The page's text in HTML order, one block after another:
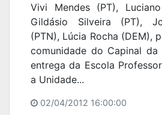
Vivi Mendes (PT),
Gildásio Silveira (PT),
(PTN), Lúcia Rocha (DEM),
comunidade do Capinal da
entrega da Escola
a Unidade...
02/04/2012 16:00:00